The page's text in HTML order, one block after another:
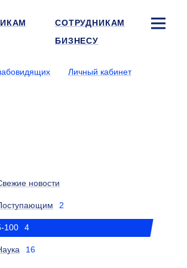
СОТРУДНИКАМ
БИЗНЕСУ
Личный кабинет
новости
2
100 4
16